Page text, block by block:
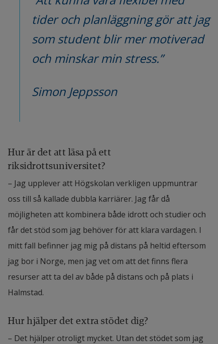
tider och planläggning gör att jag
som student blir mer motiverad
och minskar min stress.”
Simon Jeppsson
Hur är det att läsa på ett
riksidrottsuniversitet?
– Jag upplever att Högskolan verkligen uppmuntrar
oss till så kallade dubbla karriärer. Jag får då
möjligheten att kombinera både idrott och studier och
får det stöd som jag behöver för att klara vardagen. I
mitt fall befinner jag mig på distans på heltid eftersom
jag bor i Norge, men jag vet om att det finns flera
resurser att ta del av både på distans och på plats i
Halmstad.
Hur hjälper det extra stödet dig?
– Det hjälper otroligt mycket. Utan det stödet som jag